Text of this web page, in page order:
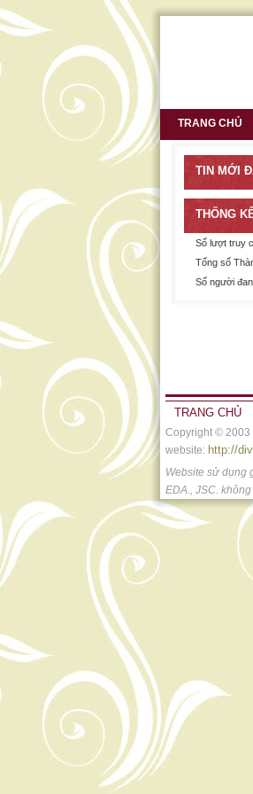
TRANG CHỦ
TIN MỚI
THỐNG
Số lượt truy
Tổng số
Số người
TRANG CHỦ
Copyright © 2003
website: http://
Website sử dụng
EDA., JSC.